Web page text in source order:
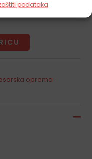
podataka
oprema